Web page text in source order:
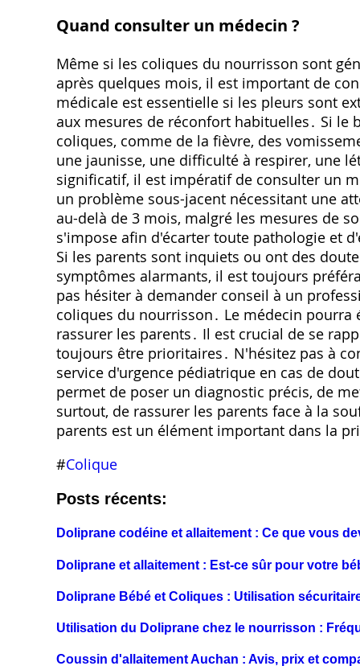
Quand consulter un médecin ?
Même si les coliques du nourrisson sont
après quelques mois, il est important de
médicale est essentielle si les pleurs sont
aux mesures de réconfort habituelles․ Si le
coliques, comme de la fièvre, des
une jaunisse, une difficulté à respirer, une
significatif, il est impératif de consulter un
un problème sous-jacent nécessitant une
au-delà de 3 mois, malgré les mesures de
s'impose afin d'écarter toute pathologie et
Si les parents sont inquiets ou ont des
symptômes alarmants, il est toujours
pas hésiter à demander conseil à un
coliques du nourrisson․ Le médecin
rassurer les parents․ Il est crucial de se
toujours être prioritaires․ N'hésitez pas à
service d'urgence pédiatrique en cas de
permet de poser un diagnostic précis, de
surtout, de rassurer les parents face à la
parents est un élément important dans la
#Colique
Posts récents:
Doliprane codéine et allaitement : Ce que vous
Doliprane et allaitement : Est-ce sûr pour votre
Doliprane Bébé et Coliques : Utilisation
Utilisation du Doliprane chez le nourrisson :
Coussin d'allaitement Auchan : Avis, prix et